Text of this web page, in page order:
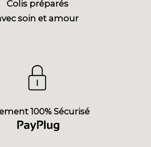
Colis préparés
soin et amour
100% Sécurisé